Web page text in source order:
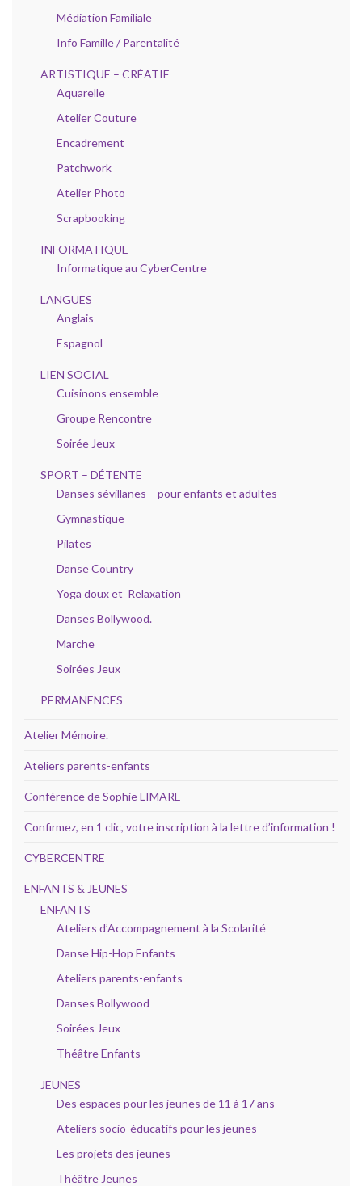
Médiation Familiale
Info Famille / Parentalité
ARTISTIQUE – CRÉATIF
Aquarelle
Atelier Couture
Encadrement
Patchwork
Atelier Photo
Scrapbooking
INFORMATIQUE
Informatique au CyberCentre
LANGUES
Anglais
Espagnol
LIEN SOCIAL
Cuisinons ensemble
Groupe Rencontre
Soirée Jeux
SPORT – DÉTENTE
Danses sévillanes – pour enfants et adultes
Gymnastique
Pilates
Danse Country
Yoga doux et Relaxation
Danses Bollywood.
Marche
Soirées Jeux
PERMANENCES
Atelier Mémoire.
Ateliers parents-enfants
Conférence de Sophie LIMARE
Confirmez, en 1 clic, votre inscription à la lettre d’information !
CYBERCENTRE
ENFANTS & JEUNES
ENFANTS
Ateliers d’Accompagnement à la Scolarité
Danse Hip-Hop Enfants
Ateliers parents-enfants
Danses Bollywood
Soirées Jeux
Théâtre Enfants
JEUNES
Des espaces pour les jeunes de 11 à 17 ans
Ateliers socio-éducatifs pour les jeunes
Les projets des jeunes
Théâtre Jeunes